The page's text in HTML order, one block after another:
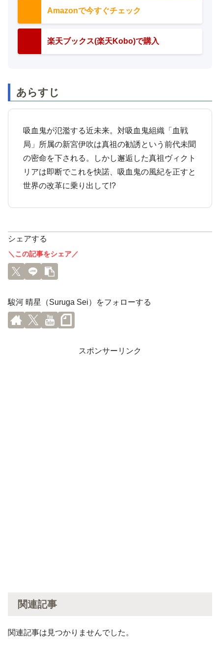
Amazonで今すぐチェック
楽天ブックス(楽天Kobo)で購入
あらすじ
吸血鬼が氾濫する近未来。対吸血鬼組織「血戦
局」所属の新宮伊吹は真祖の勧誘という前代未聞
の密命を下される。しかし邂逅した真祖ヴィクト
リアは即断でこれを快諾、吸血鬼の風紀を正すと
世界の改革に乗り出して!?
シェアする
＼この記事をシェア／
駿河 晴星（Suruga Sei）をフォローする
スポンサーリンク
関連記事
関連記事は見つかりませんでした。